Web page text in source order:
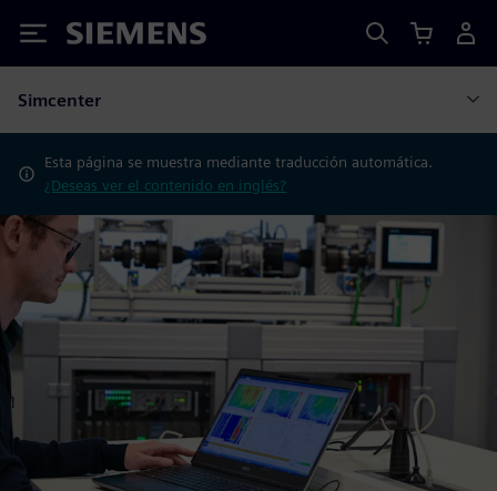
Siemens
Simcenter
Esta página se muestra mediante traducción automática.
¿Deseas ver el contenido en inglés?